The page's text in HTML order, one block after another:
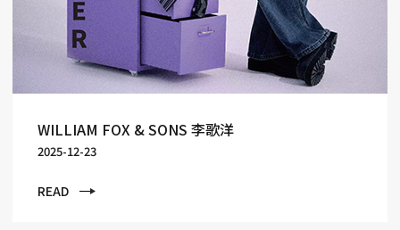
WILLIAM FOX & SONS 李歌洋
2025-12-23
READ